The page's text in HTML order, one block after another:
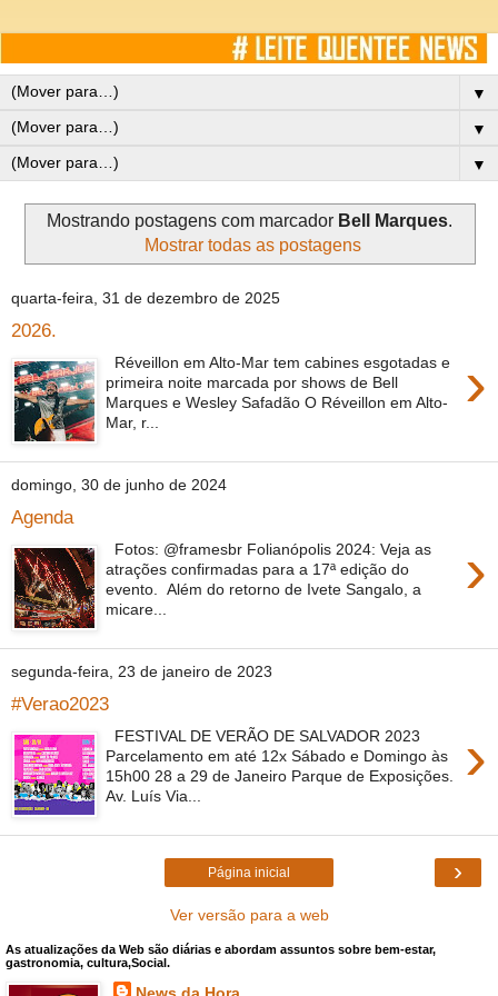
▼
▼
▼
Mostrando postagens com marcador Bell Marques.
Mostrar todas as postagens
quarta-feira, 31 de dezembro de 2025
2026.
›
Réveillon em Alto-Mar tem cabines esgotadas e
primeira noite marcada por shows de Bell
Marques e Wesley Safadão O Réveillon em Alto-
Mar, r...
domingo, 30 de junho de 2024
Agenda
›
Fotos: @framesbr Folianópolis 2024: Veja as
atrações confirmadas para a 17ª edição do
evento. Além do retorno de Ivete Sangalo, a
micare...
segunda-feira, 23 de janeiro de 2023
#Verao2023
›
FESTIVAL DE VERÃO DE SALVADOR 2023
Parcelamento em até 12x Sábado e Domingo às
15h00 28 a 29 de Janeiro Parque de Exposições.
Av. Luís Via...
›
Página inicial
Ver versão para a web
As atualizações da Web são diárias e abordam assuntos sobre bem-estar,
gastronomia, cultura,Social.